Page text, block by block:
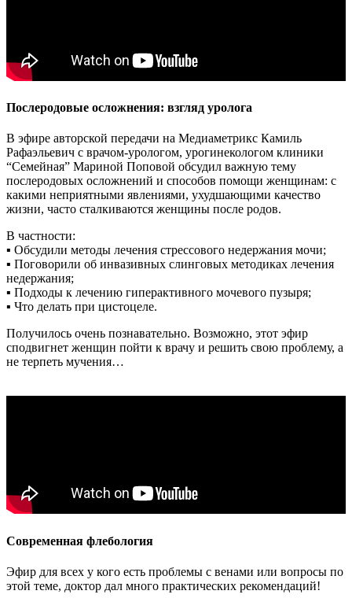
Послеродовые осложнения: взгляд уролога
В эфире авторской передачи на Медиаметрикс Камиль
Рафаэльевич с врачом-урологом, урогинекологом клиники
“Семейная” Мариной Поповой обсудил важную тему
послеродовых осложнений и способов помощи женщинам: с
какими неприятными явлениями, ухудшающими качество
жизни, часто сталкиваются женщины после родов.
В частности:
▪️ Обсудили методы лечения стрессового недержания мочи;
▪️ Поговорили об инвазивных слинговых методиках лечения
недержания;
▪️ Подходы к лечению гиперактивного мочевого пузыря;
▪️ Что делать при цистоцеле.
Получилось очень познавательно. Возможно, этот эфир
сподвигнет женщин пойти к врачу и решить свою проблему, а
не терпеть мучения…
Современная флебология
Эфир для всех у кого есть проблемы с венами или вопросы по
этой теме, доктор дал много практических рекомендаций!